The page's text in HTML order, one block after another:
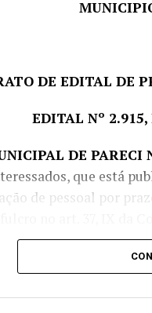
DE EDITAL DE
EDITAL Nº 2.915,
DE PARECI
que está
de pessoal por
380/1997, autorizado